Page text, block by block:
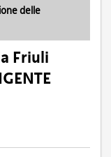
delle
Friuli